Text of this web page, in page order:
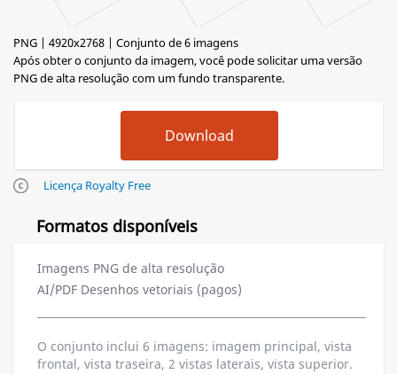
PNG | 4920x2768 | Conjunto de 6 imagens
Após obter o conjunto da imagem, você pode solicitar uma versão
PNG de alta resolução com um fundo transparente.
Licença Royalty Free
Formatos disponíveis
Imagens PNG de alta resolução
AI/PDF Desenhos vetoriais (pagos)
O conjunto inclui 6 imagens: imagem principal, vista
frontal, vista traseira, 2 vistas laterais, vista superior.